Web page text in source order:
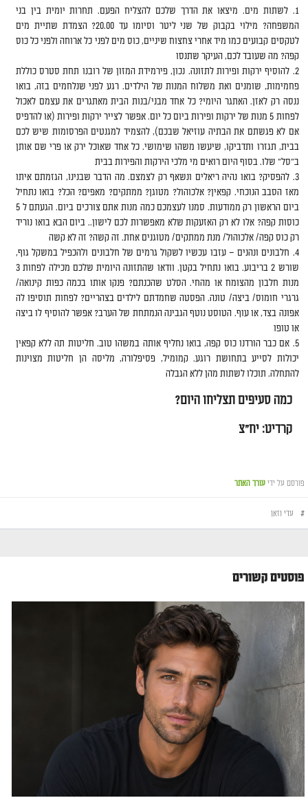
לשתות מים. מיצאו את הדרך שלכם להצליח הפעם. תחרות יומית בין בני
המשפחה? מילוי בקבוק של שני ליטר וסיומו עד 20.00? הצמדת שתיית מים
לטקסים קבועים כמו מיד אחרי צחצוח שיניים, כוס מים לפני כל ארוחה ולפני כל כוס
קפה? מה שעובד לכם, העיקר שתנסו
להוסיף ירקות ופירות לתזונה. נכון, פירמידת המזון של רובנו תחת סטרס כוללת
פחמימות, שומנים ואת משלוח המנות של הילדים. רגע לפני שנלחמים בזה, בואו
ננסה רק לאזן. האתגר היומי? כל אחד מבני/בנות הבית מאתגרים את עצמם לאכול
לפחות 5 מנות של ירקות ופירות ביום כל יום. אפשר לצייר ירקות ופירות (או להדפיס
אם לא פגשתם את הבתיה עוזיאל שבכם), להצמיד למגנטים הפרסומות שיש לכם
בבית, תגזרו ותדביקו, שיעשו משהו שימושי. כל אחד שאוכל ירק או פרי שם אותן
ב"סל" שלו. בסוף היום רואים מי מלכי הירקות והפירות בבית
להפסיק? בואו נהיה ריאלים ונשאף רק לצמצם. מה הדבר שבנינו, הגזמתם איתו
מאז הסבב הנוכחי. קפאין? אלכוהול? מטוגן? ממתקים? מאפים? הכל? בואו נתחיל
ביום הראשון רק ממודעות. סמנו לעצמכם כמה מנות אתם צורכים ביום. הגעתם ל 5
כוסות קפה? אלו לא רק האזעקות שלא מאפשרות לכם לישון.. ביום הבא בואו נוריד
רק כוס קפה/ אלכוהול/ מנת ממתקים/ מטוגנים אחת. זה קשה? זה לא קשה
חלבונים ונהנים – עזבו עכשיו לשקול גרמים של חלבונים ולהכפיל במשקל גוף,
שורש 2 בריבוע. בואו נתחיל בקטן. וודאו שהתזונה היומית שלכם מכילה לפחות 3
מנות חלבון מהצומח או מהחי. הסלט שהכנתם? פנקו אותו בכמה כפות קינואה/
גרגרי חומוס/ ביצה/ טונה. הפסטה שחמדתם לילדים בצהריים? לפחות תוסיפו לה
אפונה בצד, או עוף. הטוסט נוטף הגבינה הנמתחת של הערב? אפשר להוסיף לו ביצה
או טופו
אם כבר הורדנו כוס קפה, בואו נחליף אותה במשהו טוב. חליטות תה ללא קפאין
יכולות לסייע בתחושת רוגע. קמומיל, פסיפלורה, מליסה הן חליטות מצוינות
להתחלה. תוכלו לשתות מהן ללא הגבלה
כמה סעיפים תצליחו היום?
קרדיט: יח״צ
פורסם על ידי עורך האתר
# עדי וזאן
פוסטים קשורים